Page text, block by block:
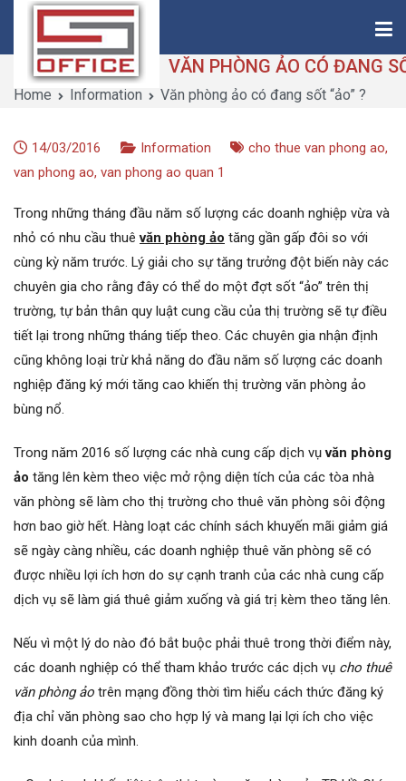
content
Saigon-Office
Saving Is Solution
Home Information Văn phòng ảo có đang sốt “ảo” ?
14/03/2016 Information cho thue van phong ao,
van phong ao, van phong ao quan 1
Trong những tháng đầu năm số lượng các doanh nghiệp vừa và
nhỏ có nhu cầu thuêvăn phòng ảo tăng gần gấp đôi so với
cùng kỳ năm trước. Lý giải cho sự tăng trưởng đột biến này các
chuyên gia cho rằng đây có thể do một đợt sốt “ảo” trên thị
trường, tự bản thân quy luật cung cầu của thị trường sẽ tự điều
tiết lại trong những tháng tiếp theo. Các chuyên gia nhận định
cũng không loại trừ khả năng do đầu năm số lượng các doanh
nghiệp đăng ký mới tăng cao khiến thị trường văn phòng ảo
bùng nổ.
Trong năm 2016 số lượng các nhà cung cấp dịch vụvăn phòng
ảo tăng lên kèm theo việc mở rộng diện tích của các tòa nhà
văn phòng sẽ làm cho thị trường cho thuê văn phòng sôi động
hơn bao giờ hết. Hàng loạt các chính sách khuyến mãi giảm giá
sẽ ngày càng nhiều, các doanh nghiệp thuê văn phòng sẽ có
được nhiều lợi ích hơn do sự cạnh tranh của các nhà cung cấp
dịch vụ sẽ làm giá thuê giảm xuống và giá trị kèm theo tăng lên.
Nếu vì một lý do nào đó bắt buộc phải thuê trong thời điểm này,
các doanh nghiệp có thể tham khảo trước các dịch vụ cho thuê
văn phòng ảo trên mạng đồng thời tìm hiểu cách thức đăng ký
địa chỉ văn phòng sao cho hợp lý và mang lại lợi ích cho việc
kinh doanh của mình.